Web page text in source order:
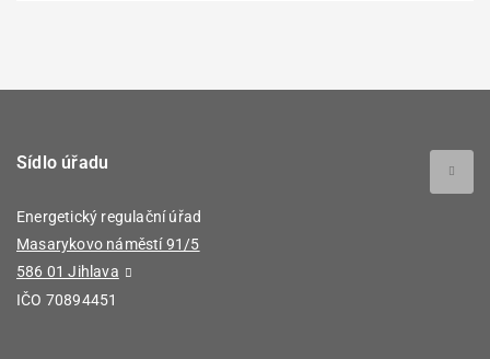
Sídlo úřadu
Energetický regulační úřad
Masarykovo náměstí 91/5
586 01 Jihlava
IČO 70894451